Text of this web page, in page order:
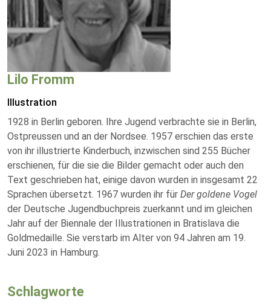
Lilo Fromm
Illustration
1928 in Berlin geboren. Ihre Jugend verbrachte sie in Berlin,
Ostpreussen und an der Nordsee. 1957 erschien das erste
von ihr illustrierte Kinderbuch, inzwischen sind 255 Bücher
erschienen, für die sie die Bilder gemacht oder auch den
Text geschrieben hat, einige davon wurden in insgesamt 22
Sprachen übersetzt. 1967 wurden ihr für Der goldene Vogel
der Deutsche Jugendbuchpreis zuerkannt und im gleichen
Jahr auf der Biennale der Illustrationen in Bratislava die
Goldmedaille. Sie verstarb im Alter von 94 Jahren am 19.
Juni 2023 in Hamburg.
Schlagworte